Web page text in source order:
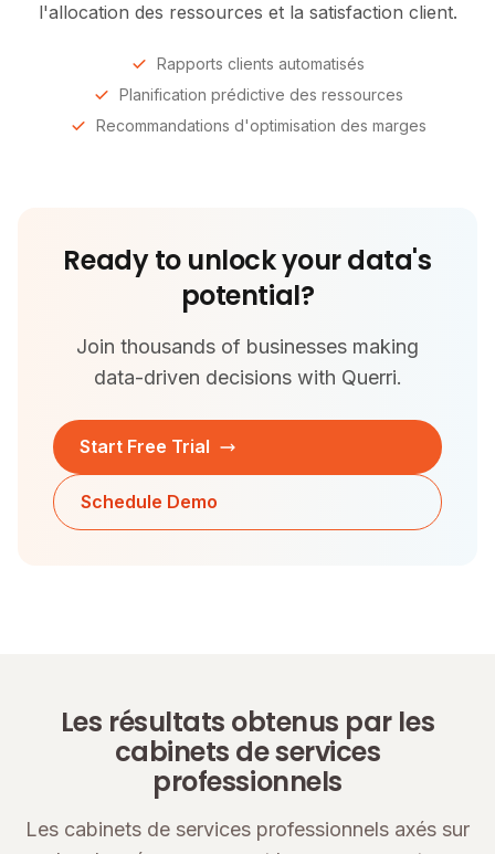
l'allocation des ressources et la satisfaction client.
Rapports clients automatisés
Planification prédictive des ressources
Recommandations d'optimisation des marges
Ready to unlock your data's
potential?
Join thousands of businesses making
data-driven decisions with Querri.
Start Free Trial
Schedule Demo
Les résultats obtenus par les
cabinets de services
professionnels
Les cabinets de services professionnels axés sur